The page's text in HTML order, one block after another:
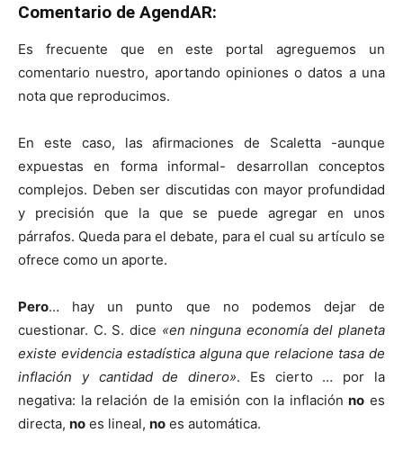
Comentario de AgendAR:
Es frecuente que en este portal agreguemos un
comentario nuestro, aportando opiniones o datos a una
nota que reproducimos.
En este caso, las afirmaciones de Scaletta -aunque
expuestas en forma informal- desarrollan conceptos
complejos. Deben ser discutidas con mayor profundidad
y precisión que la que se puede agregar en unos
párrafos. Queda para el debate, para el cual su artículo se
ofrece como un aporte.
Pero… hay un punto que no podemos dejar de
cuestionar. C. S. dice «en ninguna economía del planeta
existe evidencia estadística alguna que relacione tasa de
inflación y cantidad de dinero». Es cierto … por la
negativa: la relación de la emisión con la inflaciónno es
directa, no es lineal, no es automática.